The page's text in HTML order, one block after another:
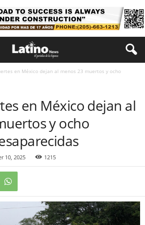
en México dejan al menos 23 muertos y ocho
en México dejan al
y ocho
10, 2025 1215